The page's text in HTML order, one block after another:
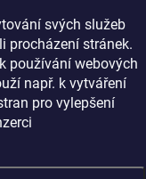
svých služeb
procházení stránek.
používání webových
např. k vytváření
pro vylepšení
práva vyhrazena.Upravit